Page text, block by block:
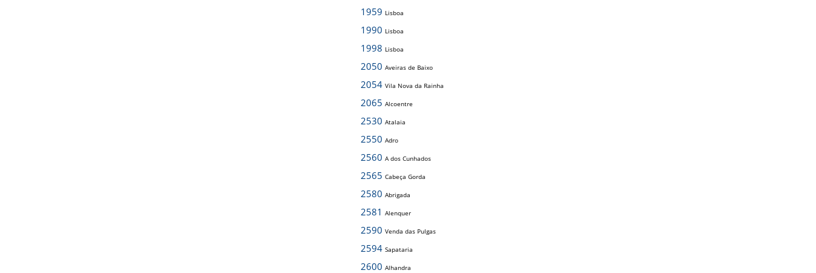
1959 Lisboa
1990 Lisboa
1998 Lisboa
2050 Aveiras de Baixo
2054 Vila Nova da Rainha
2065 Alcoentre
2530 Atalaia
2550 Adro
2560 A dos Cunhados
2565 Cabeça Gorda
2580 Abrigada
2581 Alenquer
2590 Venda das Pulgas
2594 Sapataria
2600 Alhandra